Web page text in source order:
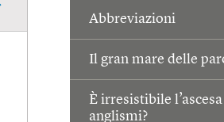
Abbreviazioni
Il gran mare delle
È irresistibile
anglismi?